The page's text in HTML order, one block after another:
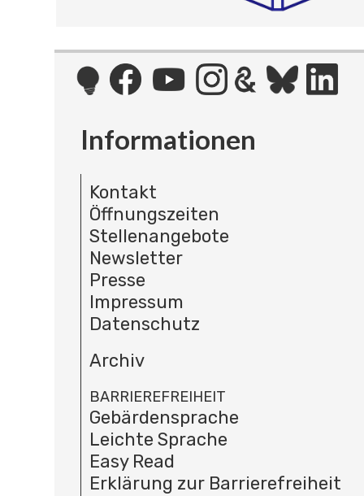
Informationen
Kontakt
Öffnungszeiten
Stellenangebote
Newsletter
Presse
Impressum
Datenschutz
Archiv
BARRIEREFREIHEIT
Gebärdensprache
Leichte Sprache
Easy Read
Erklärung zur Barrierefreiheit